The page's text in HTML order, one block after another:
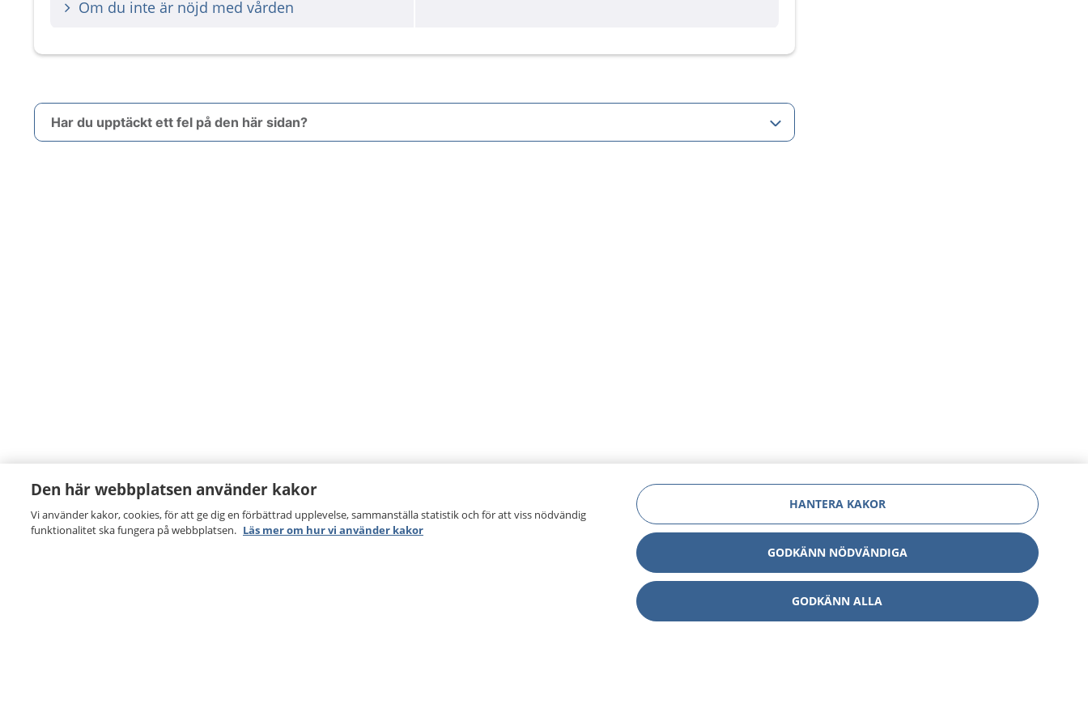
Om du inte är nöjd med vården
Har du upptäckt ett fel på den här sidan?
Den här webbplatsen använder kakor
Vi använder kakor, cookies, för att ge dig en förbättrad upplevelse, sammanställa statistik och för att viss nödvändig
funktionalitet ska fungera på webbplatsen. Läs mer om hur vi använder kakor
HANTERA KAKOR
GODKÄNN NÖDVÄNDIGA
GODKÄNN ALLA